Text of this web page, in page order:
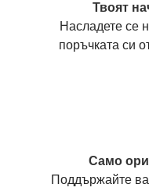
Твоят
Насладете се
поръчката си
Само
Поддържайте